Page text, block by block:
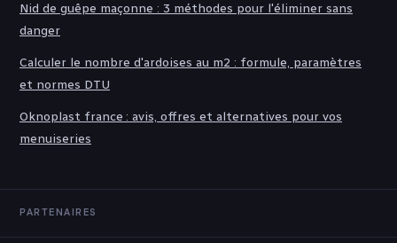
Nid de guêpe maçonne : 3 méthodes pour l'éliminer sans
danger
Calculer le nombre d'ardoises au m2 : formule, paramètres
et normes DTU
Oknoplast france : avis, offres et alternatives pour vos
menuiseries
PARTENAIRES